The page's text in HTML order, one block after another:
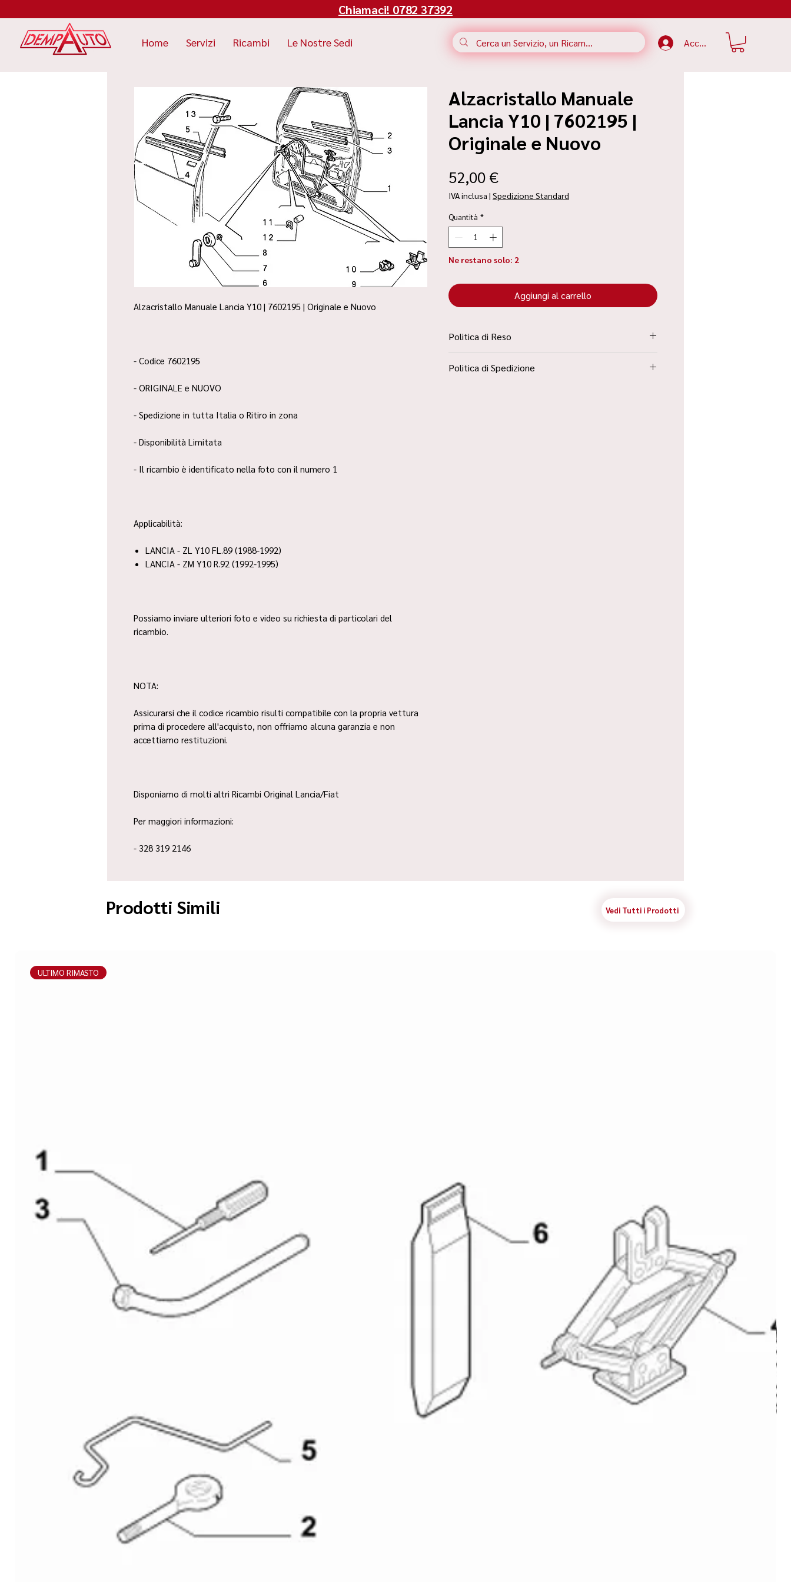
Chiamaci! 0782 37392
Accedi
Home Servizi Ricambi Le Nostre Sedi
Alzacristallo Manuale Lancia Y10 | 7602195 | Originale e Nuovo
- Codice 7602195
- ORIGINALE e NUOVO
- Spedizione in tutta Italia o Ritiro in zona
- Disponibilità Limitata
- Il ricambio è identificato nella foto con il numero 1
Applicabilità:
LANCIA - ZL Y10 FL.89 (1988-1992)
LANCIA - ZM Y10 R.92 (1992-1995)
Possiamo inviare ulteriori foto e video su richiesta di particolari del
ricambio.
NOTA:
Assicurarsi che il codice ricambio risulti compatibile con la propria vettura
prima di procedere all'acquisto, non offriamo alcuna garanzia e non
accettiamo restituzioni.
Disponiamo di molti altri Ricambi Original Lancia/Fiat
Per maggiori informazioni:
- 328 319 2146
Alzacristallo Manuale
Lancia Y10 | 7602195 |
Originale e Nuovo
52,00 €Prezzo
IVA inclusa | Spedizione Standard
Quantità *
Ne restano solo: 2
Aggiungi al carrello
Politica di Reso
Condizioni”
Politica di Spedizione
Prodotti Simili Vedi Tutti i Prodotti
ULTIMO RIMASTO